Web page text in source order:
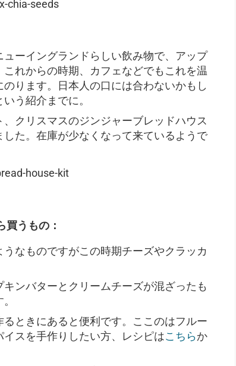
ーイングランドらしい飲み物で、アップ
れからの時期、カフェなどでもこれを温
ります。日本人の口には合わないかもし
う紹介までに。
クリスマスのジンジャーブレッドハウス
た。在庫が少なくなって来ているようで
買うもの：
なものですがこの時期チーズやクラッカ
ンバターとクリームチーズが混ざったも
ときにあると便利です。ここのはフルー
スを手作りしたい方、レシピはこちらか